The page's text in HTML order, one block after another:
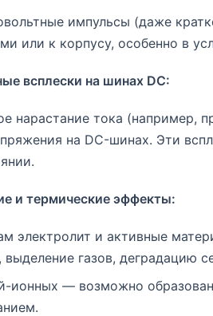
импульсы (даже
или к корпусу, особенно в
всплески на шинах DC:
нарастание тока (например,
на DC-шинах. Эти
и термические эффекты:
электролит и активные
выделение газов, деградацию
ионных — возможно